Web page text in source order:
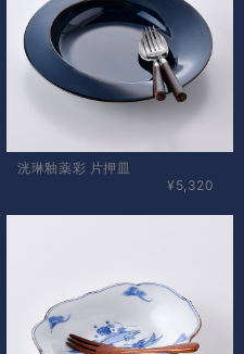
洸琳釉薬彩 片押皿
¥5,320